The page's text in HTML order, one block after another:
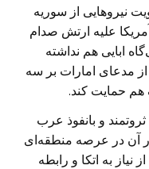
نیروهایی از سوریه
علیه ارتش صدام
ابایی هم نداشته
از مدعای امارات بر سه
حمایت کند.
و بانفوذ عرب
آن در عرصه منطقه‌ای
به اتکا و رابطه